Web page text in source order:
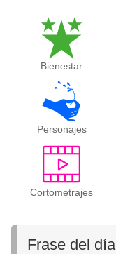
Bienestar
Personajes
Cortometrajes
Frase del día